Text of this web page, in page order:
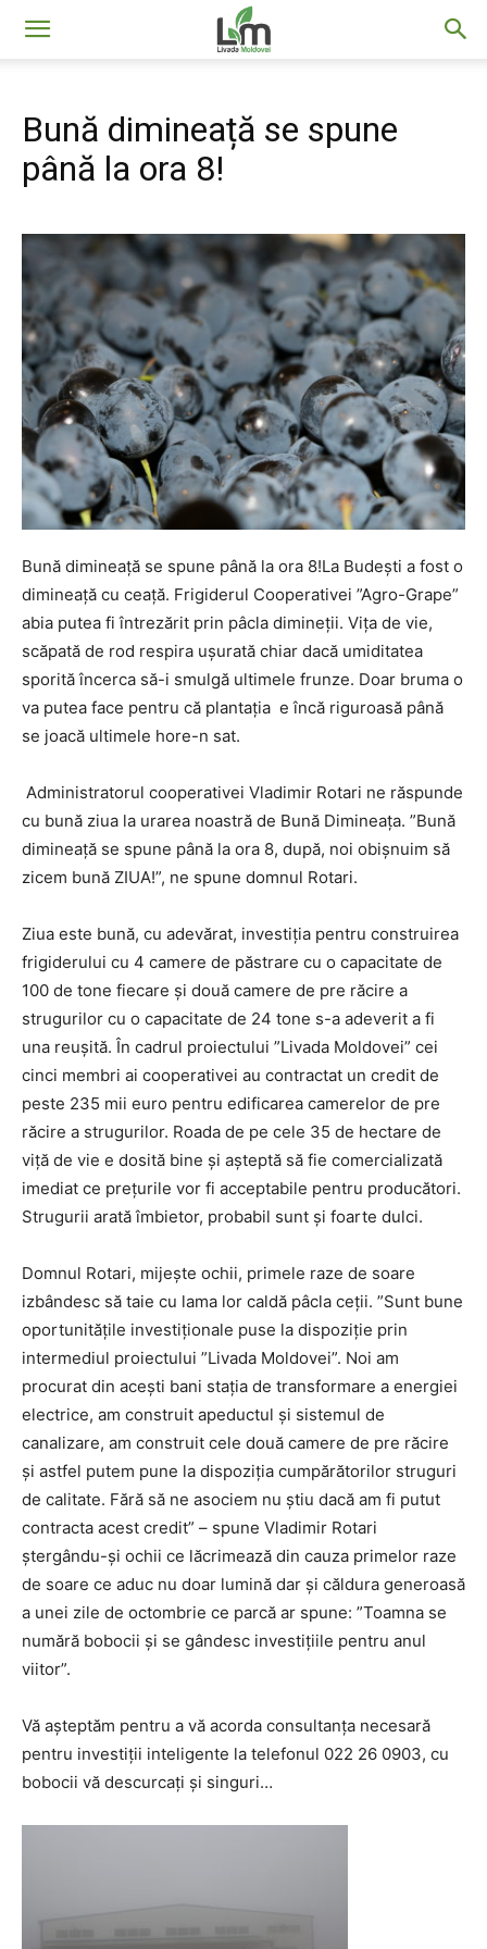
Livada
Moldovei
Bună dimineață se spune
până la ora 8!
Bună dimineață se spune până la ora 8!La Budești a fost o
dimineață cu ceață. Frigiderul Cooperativei ”Agro-Grape”
abia putea fi întrezărit prin pâcla dimineții. Vița de vie,
scăpată de rod respira ușurată chiar dacă umiditatea
sporită încerca să-i smulgă ultimele frunze. Doar bruma o
va putea face pentru că plantația e încă riguroasă până
se joacă ultimele hore-n sat.
Administratorul cooperativei Vladimir Rotari ne răspunde
cu bună ziua la urarea noastră de Bună Dimineața. ”Bună
dimineață se spune până la ora 8, după, noi obișnuim să
zicem bună ZIUA!”, ne spune domnul Rotari.
Ziua este bună, cu adevărat, investiția pentru construirea
frigiderului cu 4 camere de păstrare cu o capacitate de
100 de tone fiecare și două camere de pre răcire a
strugurilor cu o capacitate de 24 tone s-a adeverit a fi
una reușită. În cadrul proiectului ”Livada Moldovei” cei
cinci membri ai cooperativei au contractat un credit de
peste 235 mii euro pentru edificarea camerelor de pre
răcire a strugurilor. Roada de pe cele 35 de hectare de
viță de vie e dosită bine și așteptă să fie comercializată
imediat ce prețurile vor fi acceptabile pentru producători.
Strugurii arată îmbietor, probabil sunt și foarte dulci.
Domnul Rotari, mijește ochii, primele raze de soare
izbândesc să taie cu lama lor caldă pâcla ceții. ”Sunt bune
oportunitățile investiționale puse la dispoziție prin
intermediul proiectului ”Livada Moldovei”. Noi am
procurat din acești bani stația de transformare a energiei
electrice, am construit apeductul și sistemul de
canalizare, am construit cele două camere de pre răcire
și astfel putem pune la dispoziția cumpărătorilor struguri
de calitate. Fără să ne asociem nu știu dacă am fi putut
contracta acest credit” – spune Vladimir Rotari
ștergându-și ochii ce lăcrimează din cauza primelor raze
de soare ce aduc nu doar lumină dar și căldura generoasă
a unei zile de octombrie ce parcă ar spune: ”Toamna se
numără bobocii și se gândesc investițiile pentru anul
viitor”.
Vă așteptăm pentru a vă acorda consultanța necesară
pentru investiții inteligente la telefonul 022 26 0903, cu
bobocii vă descurcați și singuri…